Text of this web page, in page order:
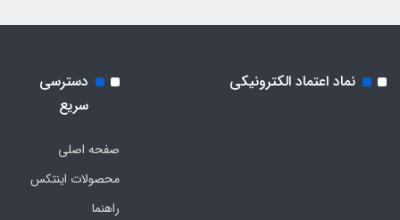
نماد اعتماد الکترونیکی
دسترسی
سریع
صفحه اصلی
محصولات اینتکس
راهنما